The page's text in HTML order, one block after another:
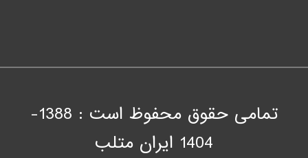
تمامی حقوق محفوظ است : 1388-
1404 ايران متلب